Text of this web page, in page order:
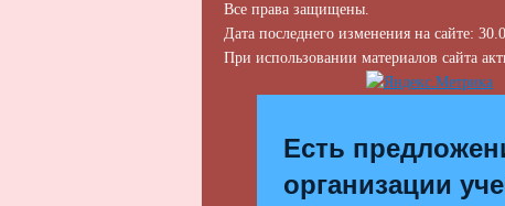
Все права защищены.
Дата последнего изменения на сайте:
При использовании материалов сайта
Есть
организации